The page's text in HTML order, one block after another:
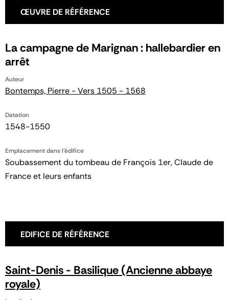
ŒUVRE DE RÉFÉRENCE
La campagne de Marignan : hallebardier en
arrêt
Auteur
Bontemps, Pierre - Vers 1505 - 1568
Datation
1548-1550
Emplacement dans l'édifice
Soubassement du tombeau de François 1er, Claude de
France et leurs enfants
EDIFICE DE RÉFÉRENCE
Saint-Denis - Basilique (Ancienne abbaye
royale)